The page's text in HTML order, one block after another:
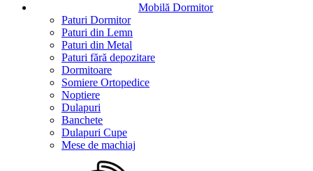
Mobilă Dormitor
Paturi Dormitor
Paturi din Lemn
Paturi din Metal
Paturi fără depozitare
Dormitoare
Somiere Ortopedice
Noptiere
Dulapuri
Banchete
Dulapuri Cupe
Mese de machiaj